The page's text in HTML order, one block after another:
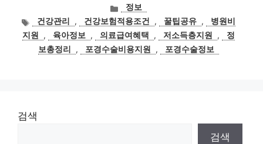
카
테
고
리
정보
태
그
건강관리 , 건강보험적용조건 , 꿀팁공유 ,
병원비
지원
, 육아정보 , 의료급여혜택 , 저소득층지원 ,
정
보총정리
, 포경수술비용지원 , 포경수술정보
검색
검색